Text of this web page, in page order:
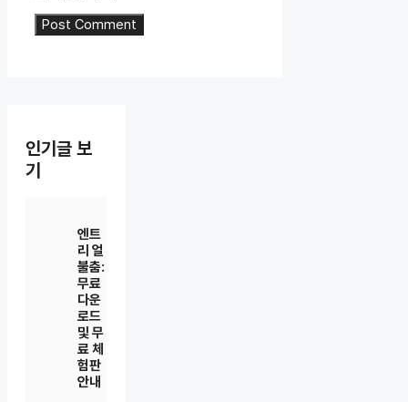
인기글 보
기
엔트
리 얼
불춤:
무료
다운
로드
및 무
료 체
험판
안내